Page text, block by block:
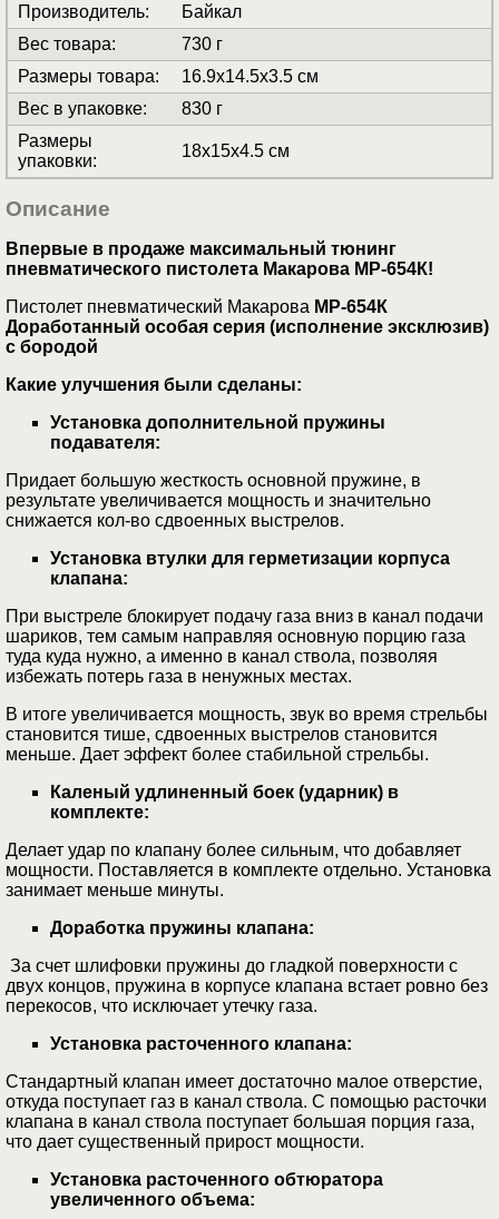
Производитель:
Байкал
Вес товара:
730 г
Размеры товара:
16.9x14.5x3.5 см
Вес в упаковке:
830 г
Размеры
упаковки:
18x15x4.5 см
Описание
Впервые в продаже максимальный тюнинг
пневматического пистолета Макарова МР-654К!
Пистолет пневматический Макарова МР-654К
Доработанный особая серия (исполнение эксклюзив)
с бородой
Какие улучшения были сделаны:
Установка дополнительной пружины
подавателя:
Придает большую жесткость основной пружине, в
результате увеличивается мощность и значительно
снижается кол-во сдвоенных выстрелов.
Установка втулки для герметизации корпуса
клапана:
При выстреле блокирует подачу газа вниз в канал подачи
шариков, тем самым направляя основную порцию газа
туда куда нужно, а именно в канал ствола, позволяя
избежать потерь газа в ненужных местах.
В итоге увеличивается мощность, звук во время стрельбы
становится тише, сдвоенных выстрелов становится
меньше. Дает эффект более стабильной стрельбы.
Каленый удлиненный боек (ударник) в
комплекте:
Делает удар по клапану более сильным, что добавляет
мощности. Поставляется в комплекте отдельно. Установка
занимает меньше минуты.
Доработка пружины клапана:
За счет шлифовки пружины до гладкой поверхности с
двух концов, пружина в корпусе клапана встает ровно без
перекосов, что исключает утечку газа.
Установка расточенного клапана:
Стандартный клапан имеет достаточно малое отверстие,
откуда поступает газ в канал ствола. С помощью расточки
клапана в канал ствола поступает большая порция газа,
что дает существенный прирост мощности.
Установка расточенного обтюратора
увеличенного объема: